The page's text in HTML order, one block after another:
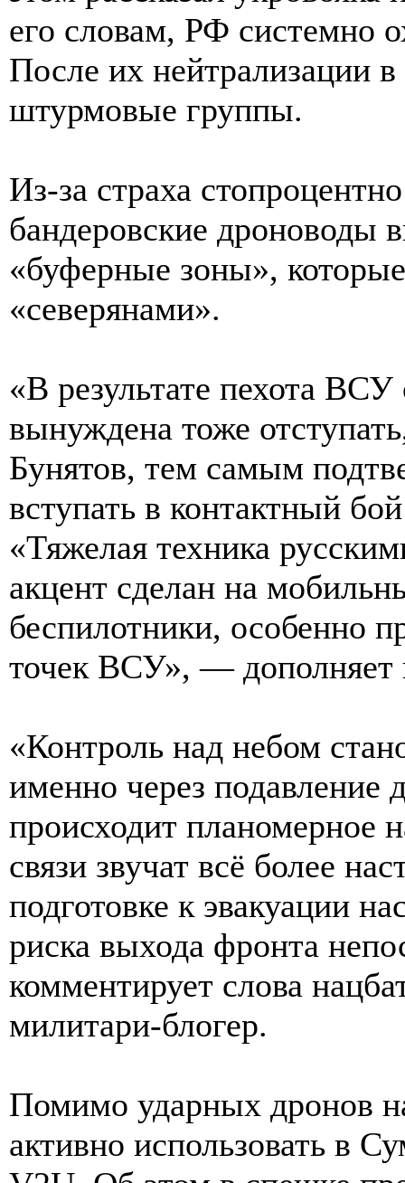
его словам, РФ системно
После их нейтрализации
штурмовые группы.
Из-за страха
бандеровские дроноводы
«буферные зоны»,
«северянами».
«В результате пехота
вынуждена тоже
Бунятов, тем самым
вступать в контактный
«Тяжелая техника
акцент сделан на
беспилотники, особенно
точек ВСУ», — дополняет
«Контроль над небом
именно через
происходит планомерное
связи звучат всё более
подготовке к эвакуации
риска выхода фронта
комментирует слова
милитари-блогер.
Помимо ударных дронов
активно использовать в